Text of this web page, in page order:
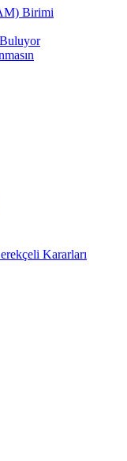
Birimi
Kararları